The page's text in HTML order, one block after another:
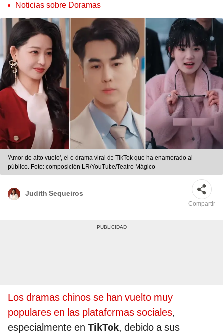
Noticias sobre Doramas
'Amor de alto vuelo', el c-drama viral de TikTok que ha enamorado al
público. Foto: composición LR/YouTube/Teatro Mágico
Judith Sequeiros
Compartir
Los dramas chinos se han vuelto muy
populares en las plataformas sociales,
especialmente en TikTok, debido a sus